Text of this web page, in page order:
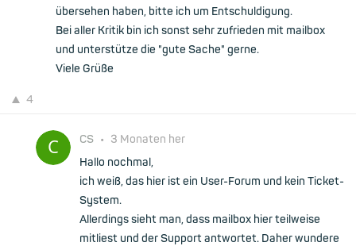
übersehen haben, bitte ich um Entschuldigung.
Bei aller Kritik bin ich sonst sehr zufrieden mit mailbox
und unterstütze die "gute Sache" gerne.
Viele Grüße
4
CS • 3 Monaten her
Hallo nochmal,
ich weiß, das hier ist ein User-Forum und kein Ticket-
System.
Allerdings sieht man, dass mailbox hier teilweise
mitliest und der Support antwortet. Daher wundere